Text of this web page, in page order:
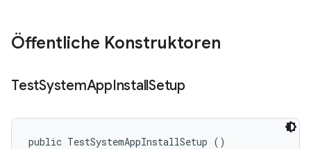
Öffentliche Konstruktoren
TestSystemAppInstallSetup
public TestSystemAppInstallSetup ()